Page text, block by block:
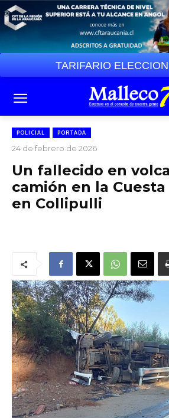
TARIFARIO
POLICIAL PORTADA
24 de febrero de 2026
Un fallecido en
camión en la
en Collipulli